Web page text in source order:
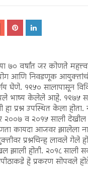
७० वर्षांत जर कोणते
आणि निवडणूक आयुक्तांची
घेणे. १९५० सालापासून
भाष्य केलेले आहे. १९७५
हा प्रश्न उपस्थित केला
२००७ व २०१५ साली देखील
कायदा आजवर झालेला
प्रश्नचिन्ह लावले गेले
झाली होती. २०१८ साली
हे प्रकरण सोपवले